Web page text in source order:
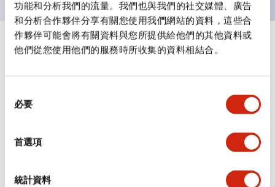
功能和分析我們的流量。我們也與我們的社交媒體、廣告
和分析合作夥伴分享有關您使用我們網站的資料，這些合
作夥伴可能會將有關資料與您所提供給他們的其他資料或
他們從您使用他們的服務時所收集的資料相結合。
必要
首選項
統計資料
規格
審美規範
環境規範
功能規格
機械規格